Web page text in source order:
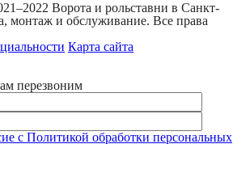
Ворота и рольставни в Санкт-
монтаж и обслуживание. Все права
Карта сайта
перезвоним
с Политикой обработки персональных